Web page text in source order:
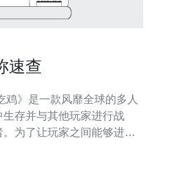
速查
存并与其他玩家进行战
为了让玩家之间能够进行
务器是他们与其他玩家互